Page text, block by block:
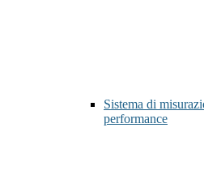
Sistema di
performance